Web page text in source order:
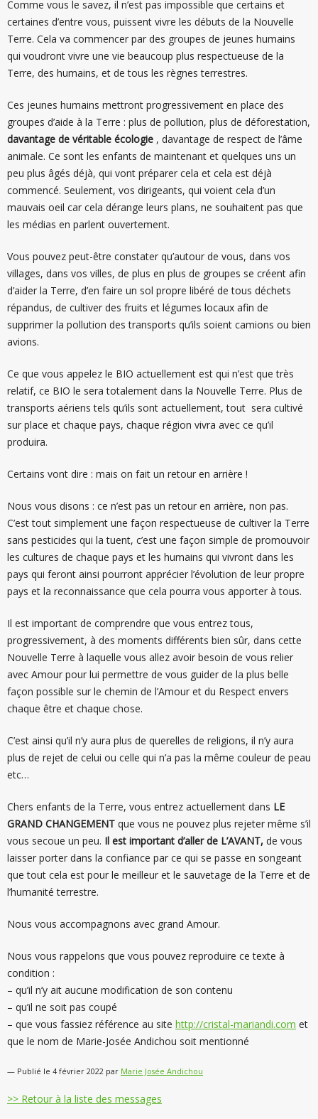
Comme vous le savez, il n’est pas impossible que certains et
certaines d’entre vous, puissent vivre les débuts de la Nouvelle
Terre. Cela va commencer par des groupes de jeunes humains
qui voudront vivre une vie beaucoup plus respectueuse de la
Terre, des humains, et de tous les règnes terrestres.
Ces jeunes humains mettront progressivement en place des
groupes d’aide à la Terre : plus de pollution, plus de déforestation,
davantage de véritable écologie , davantage de respect de l’âme
animale. Ce sont les enfants de maintenant et quelques uns un
peu plus âgés déjà, qui vont préparer cela et cela est déjà
commencé. Seulement, vos dirigeants, qui voient cela d’un
mauvais oeil car cela dérange leurs plans, ne souhaitent pas que
les médias en parlent ouvertement.
Vous pouvez peut-être constater qu’autour de vous, dans vos
villages, dans vos villes, de plus en plus de groupes se créent afin
d’aider la Terre, d’en faire un sol propre libéré de tous déchets
répandus, de cultiver des fruits et légumes locaux afin de
supprimer la pollution des transports qu’ils soient camions ou bien
avions.
Ce que vous appelez le BIO actuellement est qui n’est que très
relatif, ce BIO le sera totalement dans la Nouvelle Terre. Plus de
transports aériens tels qu’ils sont actuellement, tout sera cultivé
sur place et chaque pays, chaque région vivra avec ce qu’il
produira.
Certains vont dire : mais on fait un retour en arrière !
Nous vous disons : ce n’est pas un retour en arrière, non pas.
C’est tout simplement une façon respectueuse de cultiver la Terre
sans pesticides qui la tuent, c’est une façon simple de promouvoir
les cultures de chaque pays et les humains qui vivront dans les
pays qui feront ainsi pourront apprécier l’évolution de leur propre
pays et la reconnaissance que cela pourra vous apporter à tous.
Il est important de comprendre que vous entrez tous,
progressivement, à des moments différents bien sûr, dans cette
Nouvelle Terre à laquelle vous allez avoir besoin de vous relier
avec Amour pour lui permettre de vous guider de la plus belle
façon possible sur le chemin de l’Amour et du Respect envers
chaque être et chaque chose.
C’est ainsi qu’il n’y aura plus de querelles de religions, il n’y aura
plus de rejet de celui ou celle qui n’a pas la même couleur de peau
etc…
Chers enfants de la Terre, vous entrez actuellement dans LE
GRAND CHANGEMENT que vous ne pouvez plus rejeter même s’il
vous secoue un peu. Il est important d’aller de L’AVANT, de vous
laisser porter dans la confiance par ce qui se passe en songeant
que tout cela est pour le meilleur et le sauvetage de la Terre et de
l’humanité terrestre.
Nous vous accompagnons avec grand Amour.
Nous vous rappelons que vous pouvez reproduire ce texte à
condition :
– qu’il n’y ait aucune modification de son contenu
– qu’il ne soit pas coupé
– que vous fassiez référence au site http://cristal-mariandi.com et
que le nom de Marie-Josée Andichou soit mentionné
— Publié le 4 février 2022 par Marie Josée Andichou
>> Retour à la liste des messages